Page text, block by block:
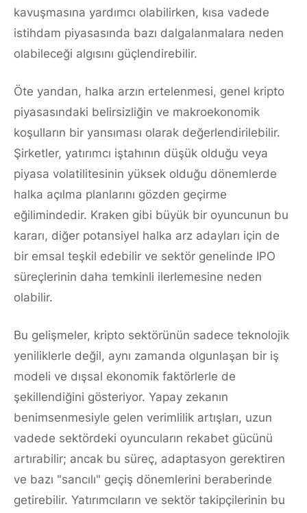
kavuşmasına yardımcı olabilirken, kısa vadede
istihdam piyasasında bazı dalgalanmalara neden
olabileceği algısını güçlendirebilir.
Öte yandan, halka arzın ertelenmesi, genel kripto
piyasasındaki belirsizliğin ve makroekonomik
koşulların bir yansıması olarak değerlendirilebilir.
Şirketler, yatırımcı iştahının düşük olduğu veya
piyasa volatilitesinin yüksek olduğu dönemlerde
halka açılma planlarını gözden geçirme
eğilimindedir. Kraken gibi büyük bir oyuncunun bu
kararı, diğer potansiyel halka arz adayları için de
bir emsal teşkil edebilir ve sektör genelinde IPO
süreçlerinin daha temkinli ilerlemesine neden
olabilir.
Bu gelişmeler, kripto sektörünün sadece teknolojik
yeniliklerle değil, aynı zamanda olgunlaşan bir iş
modeli ve dışsal ekonomik faktörlerle de
şekillendiğini gösteriyor. Yapay zekanın
benimsenmesiyle gelen verimlilik artışları, uzun
vadede sektördeki oyuncuların rekabet gücünü
artırabilir; ancak bu süreç, adaptasyon gerektiren
ve bazı "sancılı" geçiş dönemlerini beraberinde
getirebilir. Yatırımcıların ve sektör takipçilerinin bu